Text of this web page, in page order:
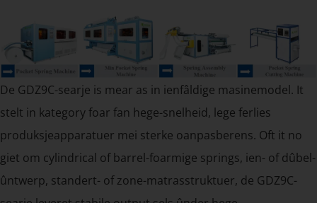
De GDZ9C-searje is mear as in ienfâldige masinemodel. It
stelt in kategory foar fan hege-snelheid, lege ferlies
produksjeapparatuer mei sterke oanpasberens. Oft it no
giet om cylindrical of barrel-foarmige springs, ien- of dûbel-
ûntwerp, standert- of zone-matrasstruktuer, de GDZ9C-